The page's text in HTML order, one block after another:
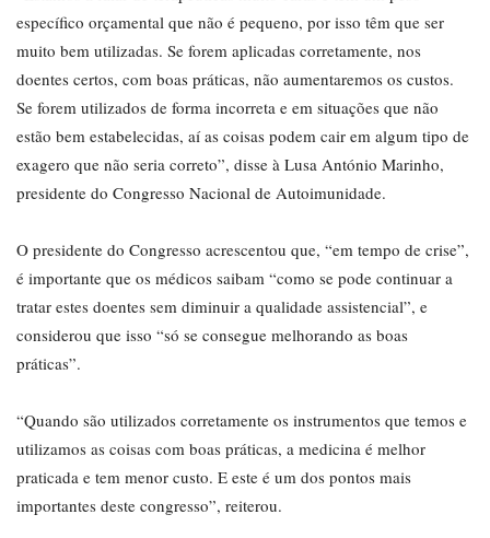
específico orçamental que não é pequeno, por isso têm que ser
muito bem utilizadas. Se forem aplicadas corretamente, nos
doentes certos, com boas práticas, não aumentaremos os custos.
Se forem utilizados de forma incorreta e em situações que não
estão bem estabelecidas, aí as coisas podem cair em algum tipo de
exagero que não seria correto”, disse à Lusa António Marinho,
presidente do Congresso Nacional de Autoimunidade.
O presidente do Congresso acrescentou que, “em tempo de crise”,
é importante que os médicos saibam “como se pode continuar a
tratar estes doentes sem diminuir a qualidade assistencial”, e
considerou que isso “só se consegue melhorando as boas
práticas”.
“Quando são utilizados corretamente os instrumentos que temos e
utilizamos as coisas com boas práticas, a medicina é melhor
praticada e tem menor custo. E este é um dos pontos mais
importantes deste congresso”, reiterou.